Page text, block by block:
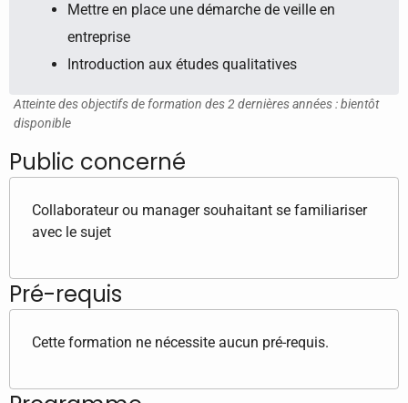
Mettre en place une démarche de veille en
entreprise
Introduction aux études qualitatives
Atteinte des objectifs de formation des 2 dernières années : bientôt
disponible
Public concerné
Collaborateur ou manager souhaitant se familiariser
avec le sujet
Pré-requis
Cette formation ne nécessite aucun pré-requis.